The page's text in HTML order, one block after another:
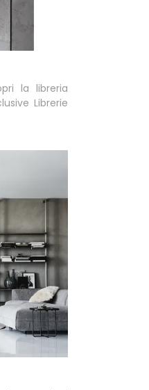
la libreria
Librerie